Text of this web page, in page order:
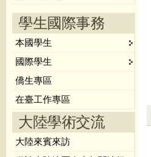
學生國際事務
本國學生
國際學生
僑生專區
在臺工作專區
大陸學術交流
大陸來賓來訪